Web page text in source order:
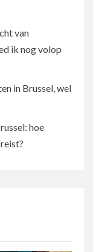
van
ik nog volop
in Brussel, wel
hoe